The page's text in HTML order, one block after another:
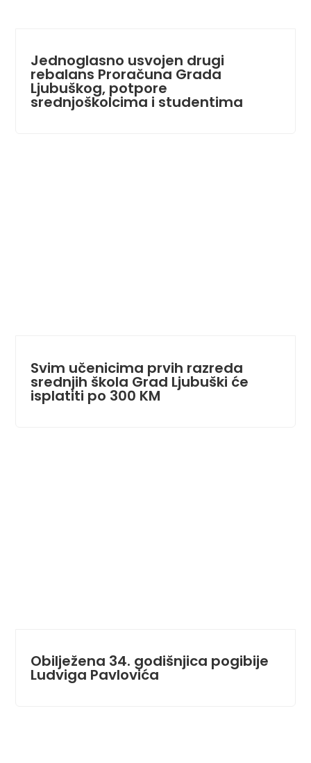
Jednoglasno usvojen drugi
rebalans Proračuna Grada
Ljubuškog, potpore
srednjoškolcima i studentima
Svim učenicima prvih razreda
srednjih škola Grad Ljubuški će
isplatiti po 300 KM
Obilježena 34. godišnjica pogibije
Ludviga Pavlovića